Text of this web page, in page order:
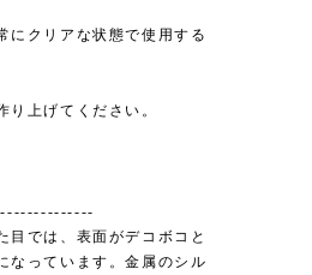
にクリアな状態で使用する
り上げてください。
目では、表面がデコボコと
なっています。金属のシル